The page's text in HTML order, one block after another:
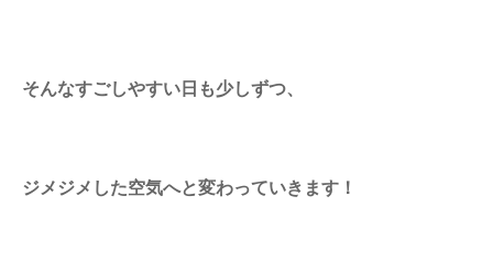
そんなすごしやすい日も少しずつ、
ジメジメした空気へと変わっていきます！